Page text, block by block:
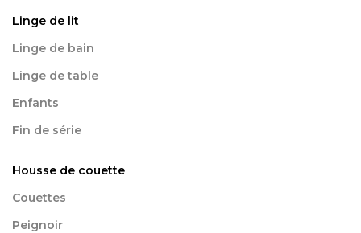
Linge de lit
Linge de bain
Linge de table
Enfants
Fin de série
Housse de couette
Couettes
Peignoir